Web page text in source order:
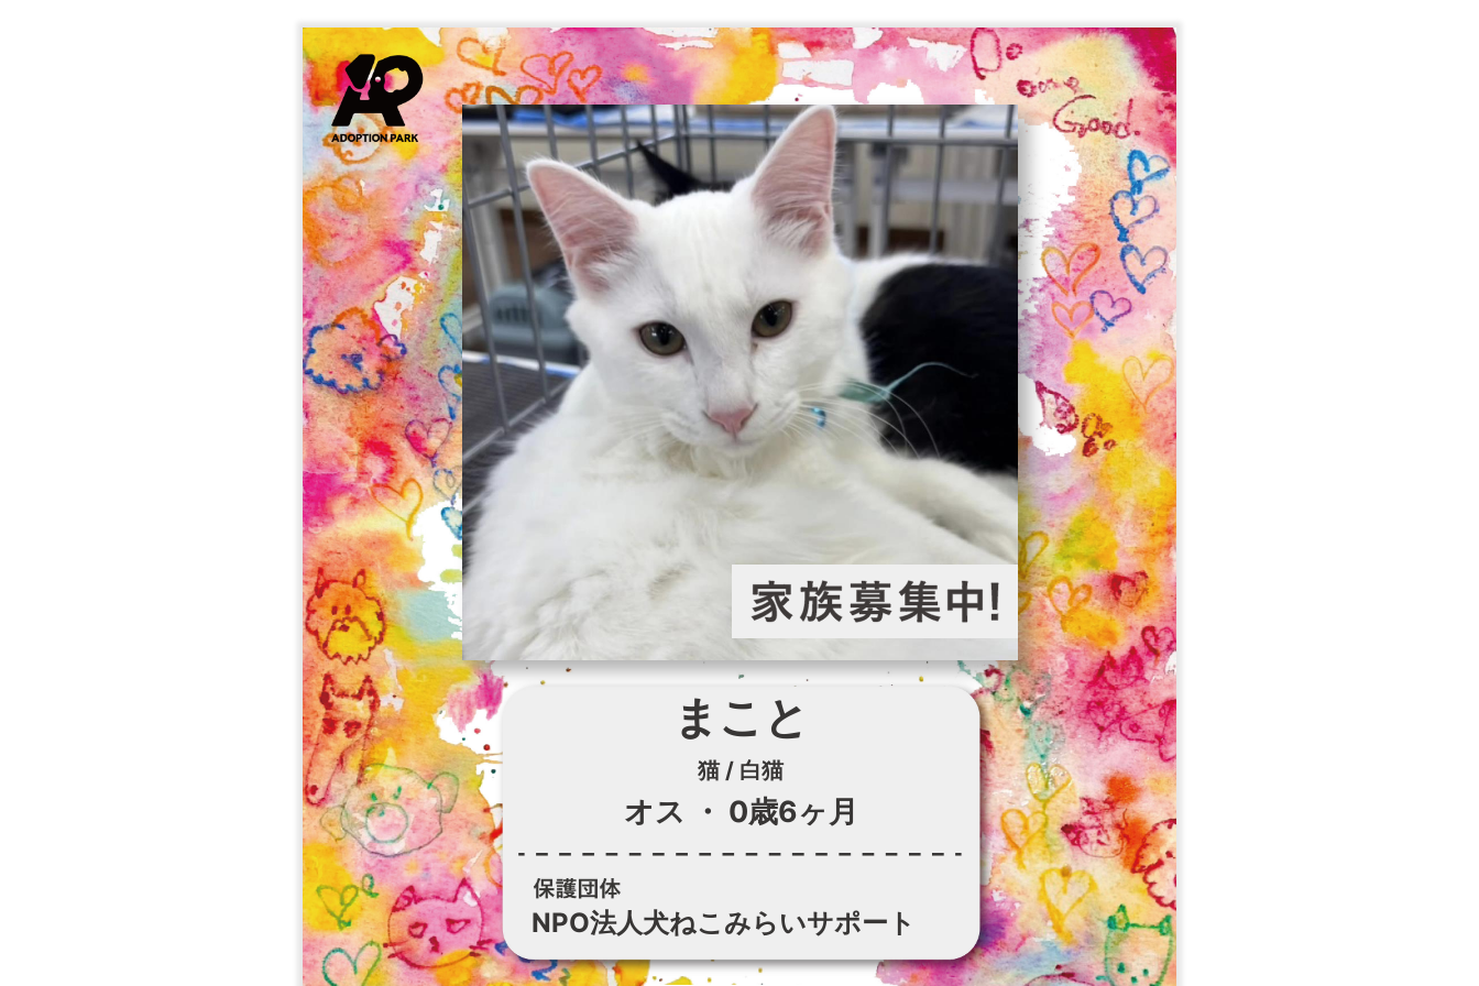
まこと
猫 / 白猫
オス ・ 0歳6ヶ月
NPO法人犬ねこみらいサポート